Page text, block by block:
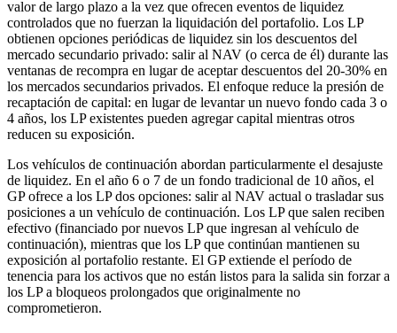
valor de largo plazo a la vez que ofrecen eventos de liquidez
controlados que no fuerzan la liquidación del portafolio. Los LP
obtienen opciones periódicas de liquidez sin los descuentos del
mercado secundario privado: salir al NAV (o cerca de él) durante las
ventanas de recompra en lugar de aceptar descuentos del 20-30% en
los mercados secundarios privados. El enfoque reduce la presión de
recaptación de capital: en lugar de levantar un nuevo fondo cada 3 o
4 años, los LP existentes pueden agregar capital mientras otros
reducen su exposición.
Los vehículos de continuación abordan particularmente el desajuste
de liquidez. En el año 6 o 7 de un fondo tradicional de 10 años, el
GP ofrece a los LP dos opciones: salir al NAV actual o trasladar sus
posiciones a un vehículo de continuación. Los LP que salen reciben
efectivo (financiado por nuevos LP que ingresan al vehículo de
continuación), mientras que los LP que continúan mantienen su
exposición al portafolio restante. El GP extiende el período de
tenencia para los activos que no están listos para la salida sin forzar a
los LP a bloqueos prolongados que originalmente no
comprometieron.